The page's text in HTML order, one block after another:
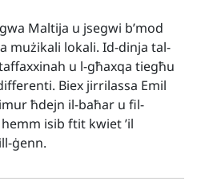
Maltija u jsegwi b’mod
mużikali lokali. Id-dinja tal-
u l-għaxqa tiegħu
Biex jirrilassa Emil
ħdejn il-baħar u fil-
isib ftit kwiet ’il
ġenn.